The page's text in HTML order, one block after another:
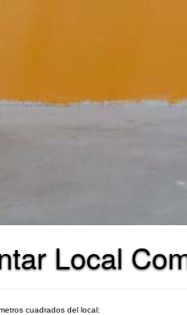
Local
cuadrados del local: